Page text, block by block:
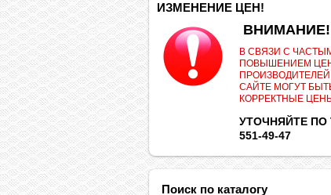
ИЗМЕНЕНИЕ ЦЕН!
ВНИМАНИЕ!
В СВЯЗИ С
ПОВЫШЕНИЕМ
ПРОИЗВОДИТЕЛЕЙ
САЙТЕ МОГУТ
КОРРЕКТНЫЕ
УТОЧНЯЙТЕ ПО
551-49-47
Поиск по каталогу